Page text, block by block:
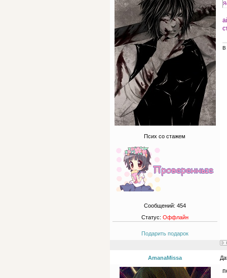
Псих со стажем
Сообщений: 454
Статус: Оффлайн
Подарить подарок
В
AmanaMissa